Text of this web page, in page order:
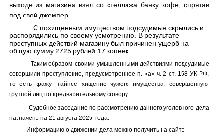
выходе из магазина взял со стеллажа банку кофе, спрятав
под свой джемпер.
С похищенным имуществом подсудимые скрылись и
распорядились по своему усмотрению. В результате
преступных действий магазину был причинен ущерб на
общую сумму 2725 рублей 17 копеек.
Таким образом, своими умышленными действиями подсудимые
совершили преступление, предусмотренное п. «а» ч. 2 ст. 158 УК РФ,
то есть кражу- тайное хищение чужого имущества, совершенную
группой лиц по предварительному сговору.
Судебное заседание по рассмотрению данного уголовного дела
назначено на 21 августа 2025 года.
Информацию о движении дела можно получить на сайте